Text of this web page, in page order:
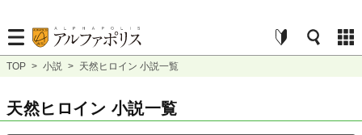
TOP > 小説 > 天然ヒロイン 小説一覧
天然ヒロイン 小説一覧